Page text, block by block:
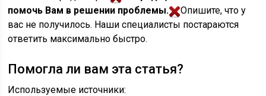
помочь Вам в решении проблемы.
Опишите, что у
вас не получилось. Наши специалисты постараются
ответить максимально быстро.
Помогла ли вам эта статья?
Используемые источники: